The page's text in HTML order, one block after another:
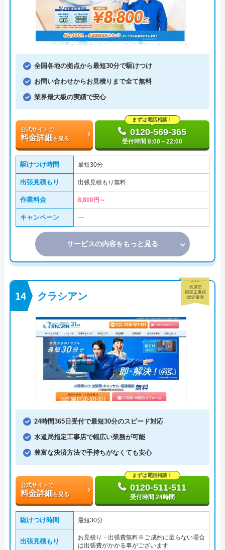
全国各地の拠点から最短30分で駆けつけ
お問い合わせからお見積りまで全て無料
業界最大級の実績で安心
公式サイトで
料金詳細を見る
まずは電話相談！
0120-569-365
受付時間 8:00～22:00
駆けつけ時間 最短30分
出張見積もり 出張見積もり無料
作業料金 8,800円～
キャンペーン ―
サービスの内容をもっと見る
クラシアン
24時間365日受付で最短30分のスピード対応
水道局指定工事店で幅広い業務が可能
豊富な決済方法で手持ちがなくても安心
公式サイトで
料金詳細を見る
まずは電話相談！
0120-511-511
受付時間 24時間
駆けつけ時間 最短30分
出張見積もり
お見積り・出張費無料※ご成約に至らない場合
は出張費がかかる事がございます